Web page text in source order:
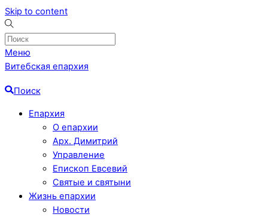
Skip to content
Меню
Витебская епархия
Поиск
Епархия
О епархии
Арх. Димитрий
Управление
Епископ Евсевий
Святые и святыни
Жизнь епархии
Новости